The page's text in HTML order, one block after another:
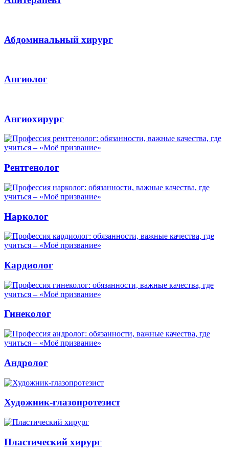
Абдоминальный хирург
Ангиолог
Ангиохирург
Рентгенолог
Нарколог
Кардиолог
Гинеколог
Андролог
Художник-глазопротезист
Пластический хирург